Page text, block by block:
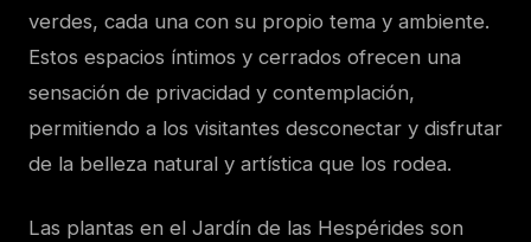
verdes, cada una con su propio tema y ambiente.
Estos espacios íntimos y cerrados ofrecen una
sensación de privacidad y contemplación,
permitiendo a los visitantes desconectar y disfrutar
de la belleza natural y artística que los rodea.
Las plantas en el Jardín de las Hespérides son